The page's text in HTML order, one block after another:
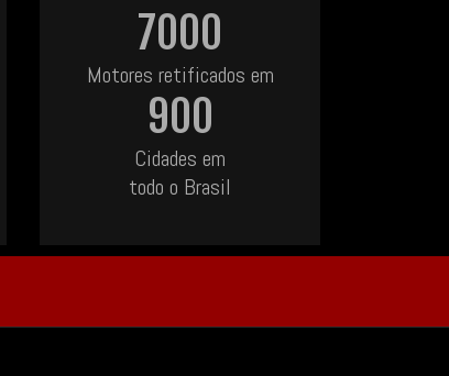
7000
Motores retificados em
900
Cidades em
todo o Brasil